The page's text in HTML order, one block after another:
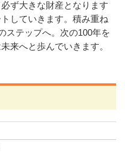
ず大きな財産となります
していきます。積み重ね
ステップへ。次の100年を
来へと歩んでいきます。